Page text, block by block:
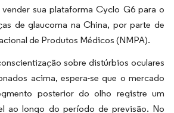
sua plataforma Cyclo G6 para o
de glaucoma na China, por parte de
de Produtos Médicos (NMPA).
sobre distúrbios oculares
acima, espera-se que o mercado
posterior do olho registre um
ao longo do período de previsão. No